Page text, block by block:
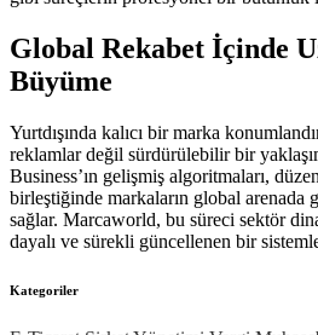
Global Rekabet İçinde
Büyüme
Yurtdışında kalıcı bir marka
reklamlar değil sürdürülebilir bir
Business’ın gelişmiş algoritmaları,
birleştiğinde markaların global arenada
sağlar. Marcaworld, bu süreci sektör
dayalı ve sürekli güncellenen bir
Kategoriler